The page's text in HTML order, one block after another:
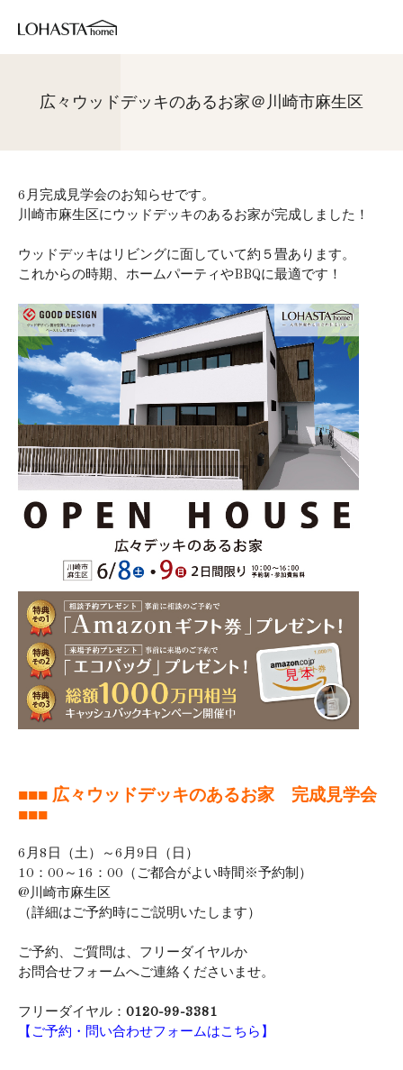
広々ウッドデッキのあるお家＠川崎市麻生区
6月完成見学会のお知らせです。
川崎市麻生区にウッドデッキのあるお家が完成しました！
ウッドデッキはリビングに面していて約５畳あります。
これからの時期、ホームパーティやBBQに最適です！
■■■ 広々ウッドデッキのあるお家 完成見学会
■■■
6月8日（土）～6月9日（日）
10：00～16：00（ご都合がよい時間※予約制）
@川崎市麻生区
（詳細はご予約時にご説明いたします）
ご予約、ご質問は、フリーダイヤルか
お問合せフォームへご連絡くださいませ。
フリーダイヤル： 0120-99-3381
【ご予約・問い合わせフォームはこちら】